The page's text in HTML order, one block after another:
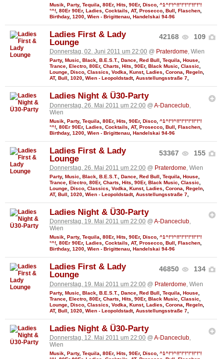
Musik Party, Tequila 80Er, Hits 90Er, Disco ^1^!°!^!!°!°!°!°!!°!°!
°^! 80Er 90Er, Ladies Cocktails AT, Prosecco Bull Flaschen
Birthday, 1200 Wien - Brigittenau Handelskai 94-96
42168 109
Ladies First & Lady
Lounge
Donnerstag, 02. Juni 2011 um 22:00 @ Praterdome, Wien
Party, Music, Black, B.E.S.T., Dance, Red Bull, Tequila, House,
Trance, Electro, 80Er, Charts, Hits, 90Er, Black Music, Classic,
Lounge, Disco, Classics, Vodka, Kunst, Ladies, Corona, Regeln,
AT, Bull, 1020, Wien - Leopoldstadt, Ausstellungsstraße 7,
Ladies Night & Ü30-Party
Donnerstag, 26. Mai 2011 um 22:00 @ A-Danceclub
Wien
Musik Party, Tequila 80Er, Hits 90Er, Disco ^1^!°!^!!°!°!°!°!!°!°!
°^! 80Er 90Er, Ladies Cocktails AT, Prosecco Bull Flaschen
Birthday, 1200 Wien - Brigittenau Handelskai 94-96
53367 155
Ladies First & Lady
Lounge
Donnerstag, 26. Mai 2011 um 22:00 @ Praterdome, Wien
Party, Music Black B.E.S.T. Dance Red Bull Tequila House
Trance Electro 80Er, Charts Hits 90Er, Black Music Classic
Lounge Disco Classics Vodka Kunst, Ladies Corona Regeln
AT, Bull 1020 Wien - Leopoldstadt, Ausstellungsstraße 7
Ladies Night & Ü30-Party
Donnerstag, 19. Mai 2011 um 22:00 @ A-Danceclub,
Wien
Musik, Party, Tequila, 80Er, Hits, 90Er, Disco, ^1^!°!^!!°!°!°!°!!°!°!
°^!, 80Er 90Er, Ladies, Cocktails, AT, Prosecco, Bull, Flaschen,
Birthday, 1200, Wien - Brigittenau, Handelskai 94-96
46850 134
Ladies First & Lady
Lounge
Donnerstag, 19. Mai 2011 um 22:00 @ Praterdome , Wien
Party, Music Black B.E.S.T. Dance Red Bull Tequila House
Trance Electro 80Er, Charts Hits 90Er, Black Music Classic
Lounge Disco Classics Vodka Kunst, Ladies Corona Regeln
AT, Bull 1020 Wien - Leopoldstadt, Ausstellungsstraße 7
Ladies Night & Ü30-Party
Donnerstag, 12. Mai 2011 um 22:00 @ A-Danceclub,
Wien
Musik Party, Tequila 80Er, Hits 90Er, Disco ^1^!°!^!!°!°!°!°!!°!°!